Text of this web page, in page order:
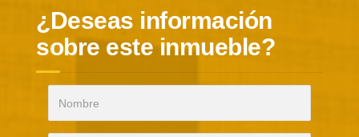
¿Deseas información
sobre este inmueble?